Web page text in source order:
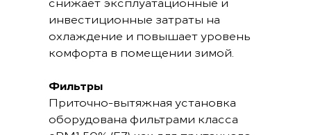
инвестиционные затраты на
охлаждение и повышает уровень
комфорта в помещении зимой.
Фильтры
Приточно-вытяжная установка
оборудована фильтрами класса